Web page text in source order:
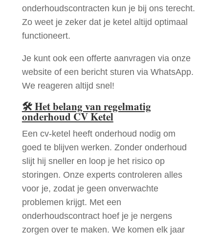
onderhoudscontracten kun je bij ons terecht.
Zo weet je zeker dat je ketel altijd optimaal
functioneert.
Je kunt ook een offerte aanvragen via onze
website of een bericht sturen via WhatsApp.
We reageren altijd snel!
🛠Het belang van regelmatig
onderhoud CV Ketel
Een cv-ketel heeft onderhoud nodig om
goed te blijven werken. Zonder onderhoud
slijt hij sneller en loop je het risico op
storingen. Onze experts controleren alles
voor je, zodat je geen onverwachte
problemen krijgt. Met een
onderhoudscontract hoef je je nergens
zorgen over te maken. We komen elk jaar